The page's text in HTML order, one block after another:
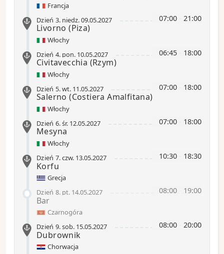
Francja
07:00 21:00
Dzień 3. niedz.09.05.2027
Livorno(Piza)
Włochy
06:45 18:00
Dzień 4. pon. 10.05.2027
Civitavecchia (Rzym)
Włochy
07:00 18:00
Dzień 5.wt. 11.05.2027
Salerno(Costiera Amalfitana)
Włochy
07:00 18:00
Dzień 6.śr. 12.05.2027
Mesyna
Włochy
10:30 18:30
Dzień 7.czw. 13.05.2027
Korfu
Grecja
08:00 19:00
Dzień 8. pt. 14.05.2027
Bar
Czarnogóra
08:00 20:00
Dzień 9.sob. 15.05.2027
Dubrownik
Chorwacja